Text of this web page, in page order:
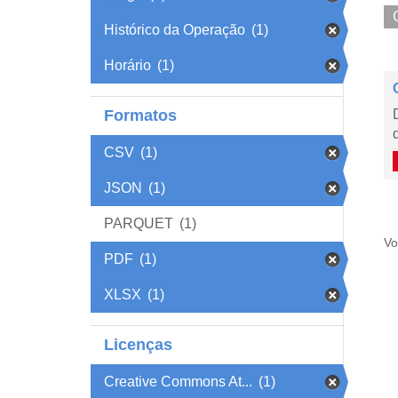
Histórico da Operação (1)
Horário (1)
Formatos
CSV (1)
JSON (1)
PARQUET (1)
PDF (1)
XLSX (1)
Licenças
Creative Commons At... (1)